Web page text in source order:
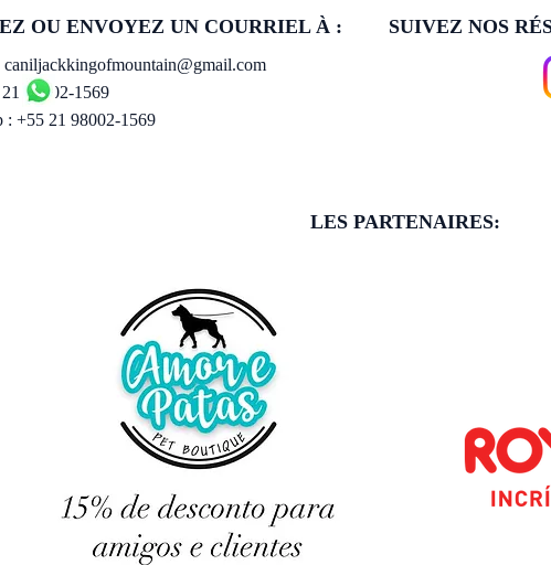
OU ENVOYEZ UN COURRIEL À :
caniljackkingofmountain@gmail.com
98002-1569
: +55 21 98002-1569
SUIVEZ NOS
LES PARTENAIRES: